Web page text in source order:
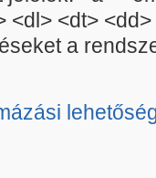
<dl> <dt> <dd>
a